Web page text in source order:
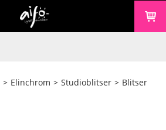
> Elinchrom > Studioblitser > Blitser